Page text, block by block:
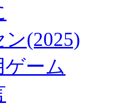
(2025)
ゲーム